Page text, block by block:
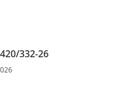
332-26